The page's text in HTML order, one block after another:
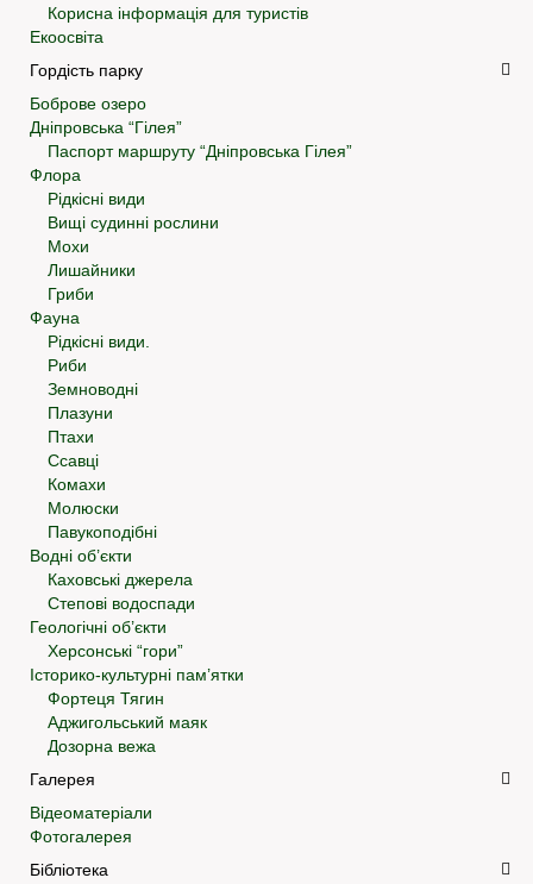
Корисна інформація для туристів
Екоосвіта
Гордість парку
Боброве озеро
Дніпровська “Гілея”
Паспорт маршруту “Дніпровська Гілея”
Флора
Рідкісні види
Вищі судинні рослини
Мохи
Лишайники
Гриби
Фауна
Рідкісні види.
Риби
Земноводні
Плазуни
Птахи
Ссавці
Комахи
Молюски
Павукоподібні
Водні об’єкти
Каховські джерела
Степові водоспади
Геологічні об’єкти
Херсонські “гори”
Історико-культурні пам’ятки
Фортеця Тягин
Аджигольський маяк
Дозорна вежа
Галерея
Відеоматеріали
Фотогалерея
Бібліотека